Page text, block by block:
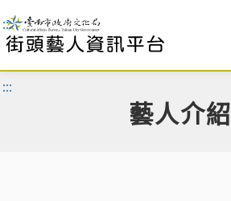
:::
:::
藝人介紹